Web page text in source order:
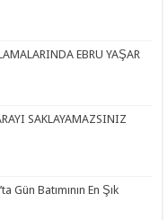
EBRU YAŞAR
SAKLAYAMAZSINIZ
Gün Batımının En Şık